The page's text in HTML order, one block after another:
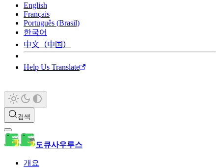
English
Français
Português (Brasil)
한국어
中文（中国）
Help Us Translate
검색
도큐사우루스
개요